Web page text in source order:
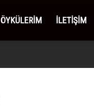
ÖYKÜLERIM İLETIŞIM